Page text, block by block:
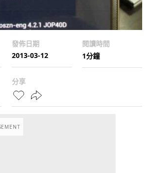
發佈日期
2013-03-12
閱讀時間
1分鐘
分享